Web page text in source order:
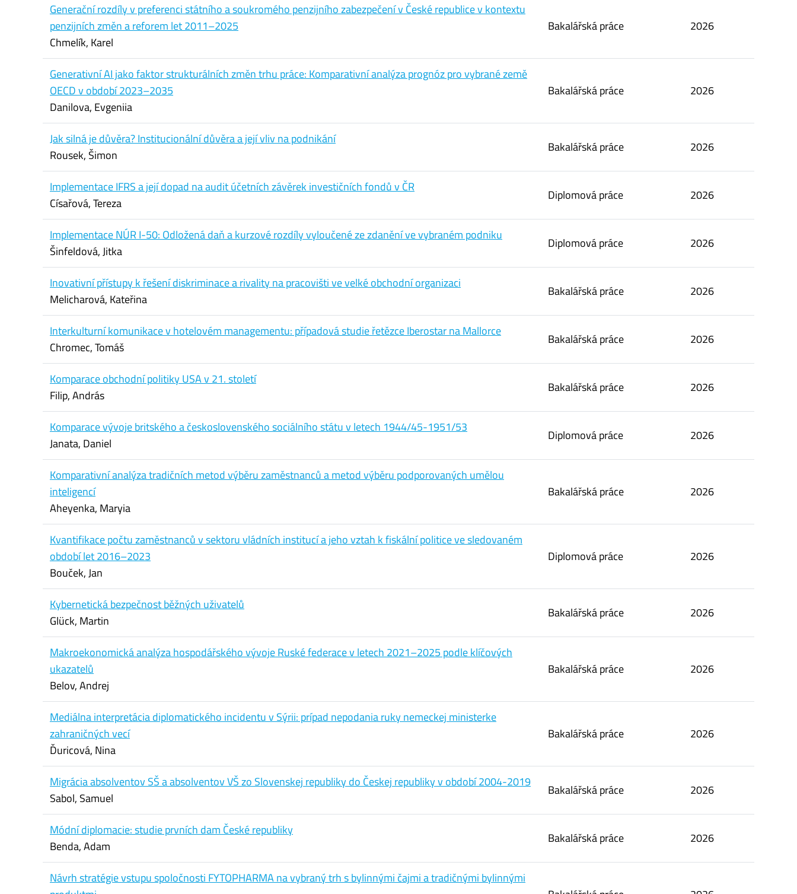
Generační rozdíly v preferenci státního a soukromého penzijního zabezpečení v České republice v kontextu
penzijních změn a reforem let 2011–2025
Chmelík, Karel
Bakalářská práce 2026
Generativní AI jako faktor strukturálních změn trhu práce: Komparativní analýza prognóz pro vybrané země
OECD v období 2023–2035
Danilova, Evgeniia
Bakalářská práce 2026
Jak silná je důvěra? Institucionální důvěra a její vliv na podnikání
Rousek, Šimon
Bakalářská práce 2026
Implementace IFRS a její dopad na audit účetních závěrek investičních fondů v ČR
Císařová, Tereza
Diplomová práce 2026
Implementace NÚR I-50: Odložená daň a kurzové rozdíly vyloučené ze zdanění ve vybraném podniku
Šinfeldová, Jitka
Diplomová práce 2026
Inovativní přístupy k řešení diskriminace a rivality na pracovišti ve velké obchodní organizaci
Melicharová, Kateřina
Bakalářská práce 2026
Interkulturní komunikace v hotelovém managementu: případová studie řetězce Iberostar na Mallorce
Chromec, Tomáš
Bakalářská práce 2026
Komparace obchodní politiky USA v 21. století
Filip, András
Bakalářská práce 2026
Komparace vývoje britského a československého sociálního státu v letech 1944/45-1951/53
Janata, Daniel
Diplomová práce 2026
Komparativní analýza tradičních metod výběru zaměstnanců a metod výběru podporovaných umělou
inteligencí
Aheyenka, Maryia
Bakalářská práce 2026
Kvantifikace počtu zaměstnanců v sektoru vládních institucí a jeho vztah k fiskální politice ve sledovaném
období let 2016–2023
Bouček, Jan
Diplomová práce 2026
Kybernetická bezpečnost běžných uživatelů
Glück, Martin
Bakalářská práce 2026
Makroekonomická analýza hospodářského vývoje Ruské federace v letech 2021–2025 podle klíčových
ukazatelů
Belov, Andrej
Bakalářská práce 2026
Mediálna interpretácia diplomatického incidentu v Sýrii: prípad nepodania ruky nemeckej ministerke
zahraničných vecí
Ďuricová, Nina
Bakalářská práce 2026
Migrácia absolventov SŠ a absolventov VŠ zo Slovenskej republiky do Českej republiky v období 2004-2019
Sabol, Samuel
Bakalářská práce 2026
Módní diplomacie: studie prvních dam České republiky
Benda, Adam
Bakalářská práce 2026
Návrh stratégie vstupu spoločnosti FYTOPHARMA na vybraný trh s bylinnými čajmi a tradičnými bylinnými